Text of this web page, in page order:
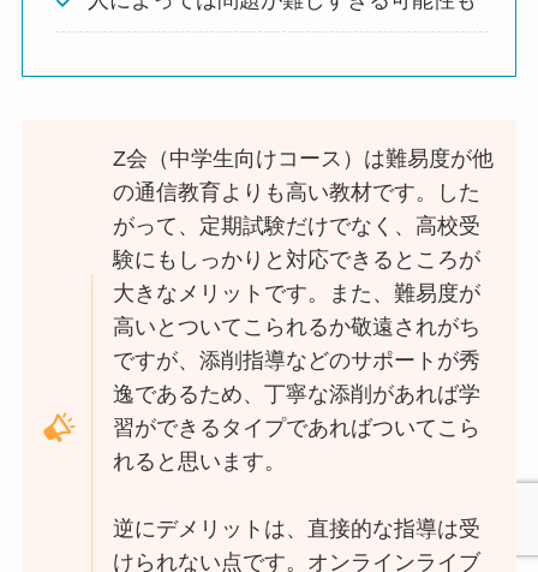
Z会（中学生向けコース）は難易度が他
の通信教育よりも高い教材です。した
がって、定期試験だけでなく、高校受
験にもしっかりと対応できるところが
大きなメリットです。また、難易度が
高いとついてこられるか敬遠されがち
ですが、添削指導などのサポートが秀
逸であるため、丁寧な添削があれば学
習ができるタイプであればついてこら
れると思います。
逆にデメリットは、直接的な指導は受
けられない点です。オンラインライブ